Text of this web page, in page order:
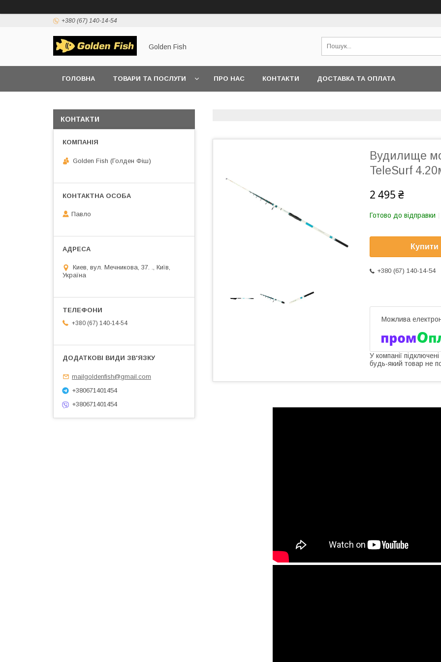
+380 (67) 140-14-54
Golden Fish
ГОЛОВНА ТОВАРИ ТА ПОСЛУГИ ПРО НАС КОНТАКТИ ДОСТАВКА ТА ОПЛАТА
Вудилище
TeleSurf
2 495 ₴
Готово до відправки
Купити
+380 (67) 140-14-54
У компанії
будь-який товар не
КОНТАКТИ
Golden Fish (Голден Фіш)
Павло
Киев, вул. Мечникова, 37. ., Київ,
Україна
+380 (67) 140-14-54
mailgoldenfish@gmail.com
+380671401454
+380671401454